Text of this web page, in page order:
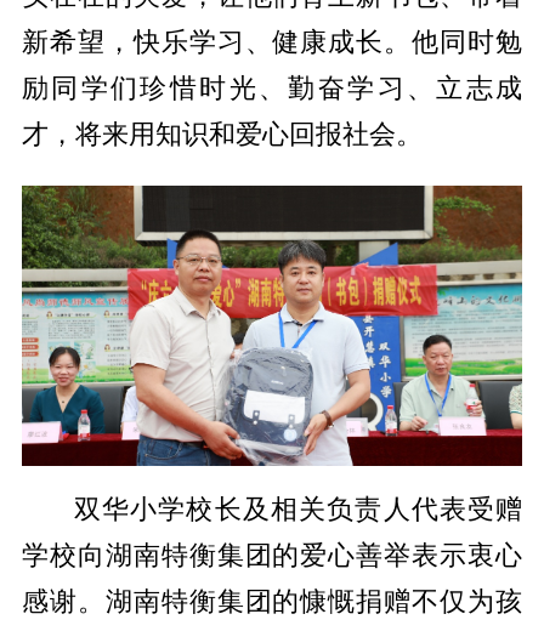
新希望，快乐学习、健康成长。他同时勉
励同学们珍惜时光、勤奋学习、立志成
才，将来用知识和爱心回报社会。
双华小学校长及相关负责人代表受赠
学校向湖南特衡集团的爱心善举表示衷心
感谢。湖南特衡集团的慷慨捐赠不仅为孩